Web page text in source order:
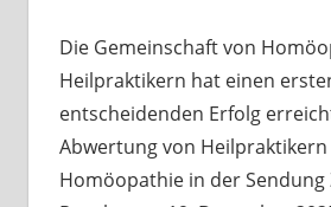
Die Gemeinschaft von
Heilpraktikern hat einen
entscheidenden Erfolg
Abwertung von
Homöopathie in der Sendung